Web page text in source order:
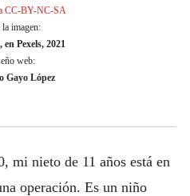
CC-BY-NC-SA
imagen:
Pexels, 2021
web:
Gayo López
mi nieto de 11 años está en
operación. Es un niño